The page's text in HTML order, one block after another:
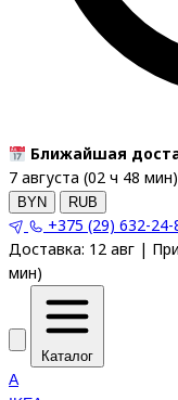
Ближайшая
7 августа (02 ч 48 мин)
BYN RUB
+375 (29) 632-24-
Доставка: 12 авг |
мин)
Каталог
A